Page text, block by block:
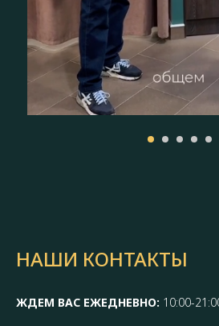
НАШИ КОНТАКТЫ
ЖДЕМ ВАС ЕЖЕДНЕВНО: 10:00-